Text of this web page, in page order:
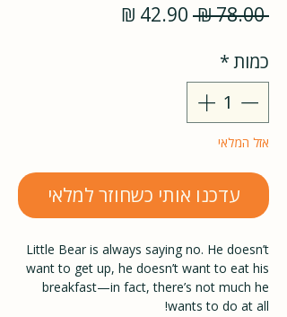
‏78.00 ‏₪
מחיר
כמות*
אזל המלאי
עדכנו אותי כשחוזר למלאי
Little Bear is always saying no. He doesn’t
want to get up, he doesn’t want to eat his
breakfast—in fact, there’s not much he
wants to do at all!